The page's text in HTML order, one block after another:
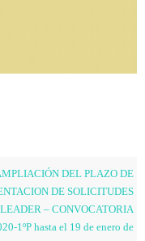
DEL PLAZO DE
DE SOLICITUDES
– CONVOCATORIA
1ºP hasta el 19 de enero de